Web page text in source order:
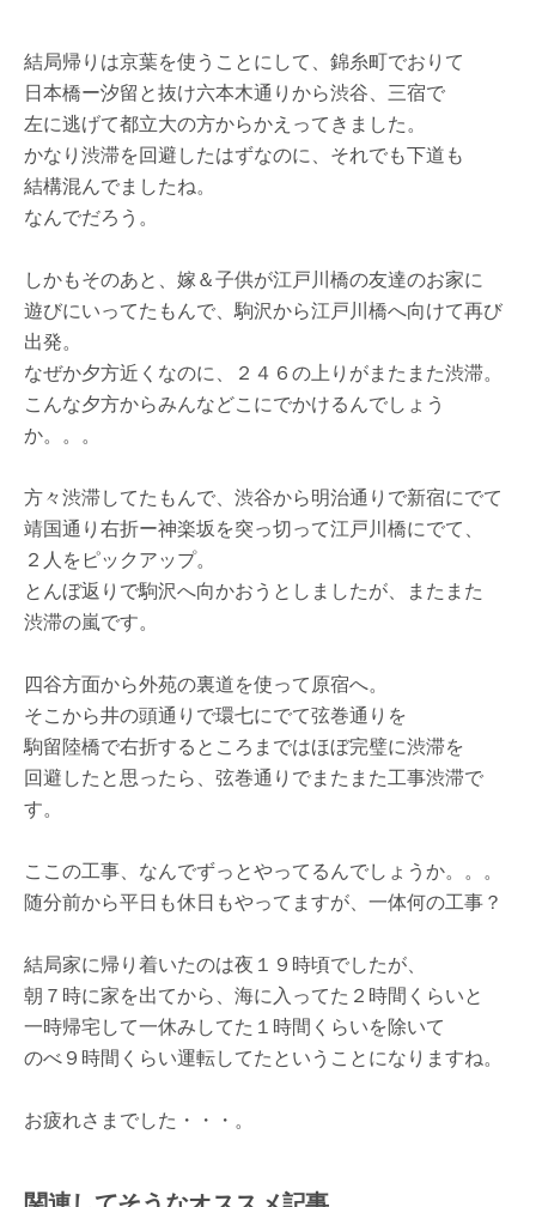
結局帰りは京葉を使うことにして、錦糸町でおりて
日本橋ー汐留と抜け六本木通りから渋谷、三宿で
左に逃げて都立大の方からかえってきました。
かなり渋滞を回避したはずなのに、それでも下道も
結構混んでましたね。
なんでだろう。
しかもそのあと、嫁＆子供が江戸川橋の友達のお家に
遊びにいってたもんで、駒沢から江戸川橋へ向けて再び
出発。
なぜか夕方近くなのに、２４６の上りがまたまた渋滞。
こんな夕方からみんなどこにでかけるんでしょう
か。。。
方々渋滞してたもんで、渋谷から明治通りで新宿にでて
靖国通り右折ー神楽坂を突っ切って江戸川橋にでて、
２人をピックアップ。
とんぼ返りで駒沢へ向かおうとしましたが、またまた
渋滞の嵐です。
四谷方面から外苑の裏道を使って原宿へ。
そこから井の頭通りで環七にでて弦巻通りを
駒留陸橋で右折するところまではほぼ完璧に渋滞を
回避したと思ったら、弦巻通りでまたまた工事渋滞で
す。
ここの工事、なんでずっとやってるんでしょうか。。。
随分前から平日も休日もやってますが、一体何の工事？
結局家に帰り着いたのは夜１９時頃でしたが、
朝７時に家を出てから、海に入ってた２時間くらいと
一時帰宅して一休みしてた１時間くらいを除いて
のべ９時間くらい運転してたということになりますね。
お疲れさまでした・・・。